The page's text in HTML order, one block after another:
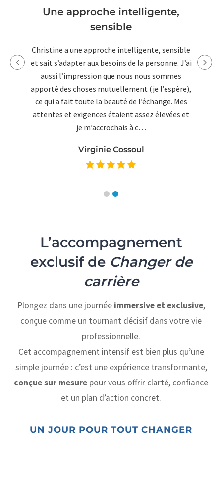
J’ai
Elle a su me guider, m’éclairer
dans les moments de doute
J’ai eu la chance et le plaisir de bénéficier de
l’accompagnement de Christine dans mon
cheminement professionnel. Au-delà de ses
compétences, elle a su me guider, m’éclairer
dans les moments de doute, éveiller mes envies
profondes pour mieux révéler mon projet
professionnel. Son savoir-faire repose…
Laurence Denis
L’accompagnement
exclusif de Changer de
carrière
Plongez dans une journée immersive et exclusive,
conçue comme un tournant décisif dans votre vie
professionnelle.
Cet accompagnement intensif est bien plus qu’une
simple journée : c’est une expérience transformante,
conçue sur mesure pour vous offrir clarté, confiance
et un plan d’action concret.
UN JOUR POUR TOUT CHANGER